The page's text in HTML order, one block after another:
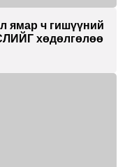
ч гишүүний
хөдөлгөлөө